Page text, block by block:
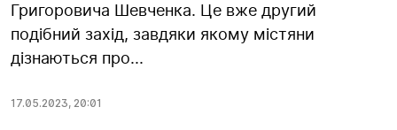
Григоровича Шевченка. Це вже другий
подібний захід, завдяки якому містяни
дізнаються про...
17.05.2023, 20:01